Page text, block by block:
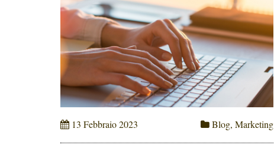
13 Febbraio 2023 Blog, Marketing